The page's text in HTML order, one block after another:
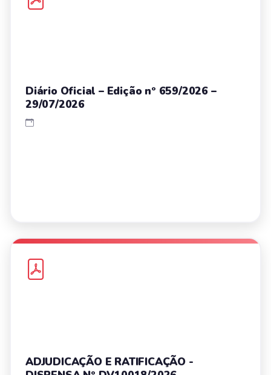
Diário Oficial – Edição nº 659/2026 –
29/07/2026
ADJUDICAÇÃO E RATIFICAÇÃO -